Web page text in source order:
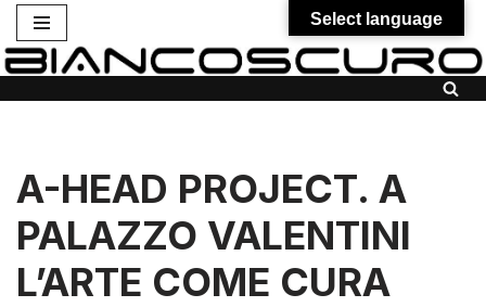
Vai
A-HEAD PROJECT. A
PALAZZO VALENTINI
L’ARTE COME CURA
Select language